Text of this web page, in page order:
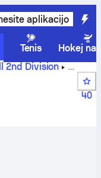
aplikacijo
Tenis
Hokej na
2nd Division
in igralci
40